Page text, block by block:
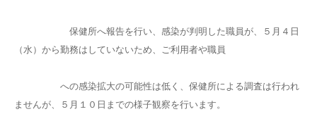
保健所へ報告を行い、感染が判明した職員が、５月４日
（水）から勤務はしていないため、ご利用者や職員
への感染拡大の可能性は低く、保健所による調査は行われ
ませんが、５月１０日までの様子観察を行います。